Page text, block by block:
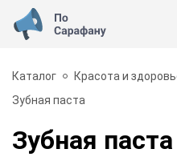
Каталог Красота и
Зубная паста
Зубная